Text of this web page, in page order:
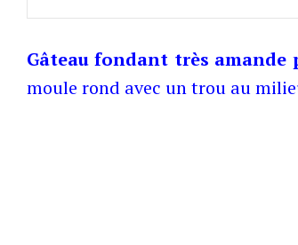
Gâteau fondant très amande
moule rond avec un trou au